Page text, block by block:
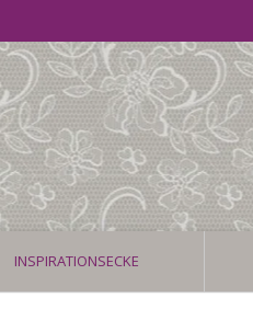
INSPIRATIONSECKE